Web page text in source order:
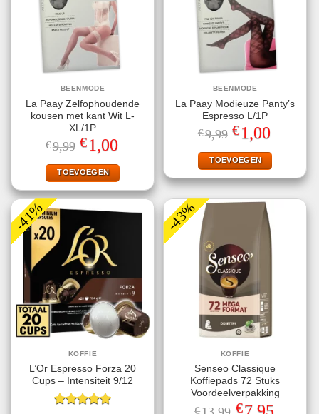
BEENMODE
La Paay Zelfophoudende
kousen met kant Wit L-
XL/1P
€9,99 Oorspronkelijke
prijs
was:
€9,99.
€1,00
is:
€1,00.
TOEVOEGEN
BEENMODE
La Paay Modieuze Panty’s
Espresso L/1P
€9,99 Oorspronkelijke
prijs
was:
€9,99.
€1,00
is:
€1,00.
TOEVOEGEN
-41%
KOFFIE
L’Or Espresso Forza 20
Cups – Intensiteit 9/12
-43%
KOFFIE
Senseo Classique
Koffiepads 72 Stuks
Voordeelverpakking
€
Oorspronkelijke
€7,95